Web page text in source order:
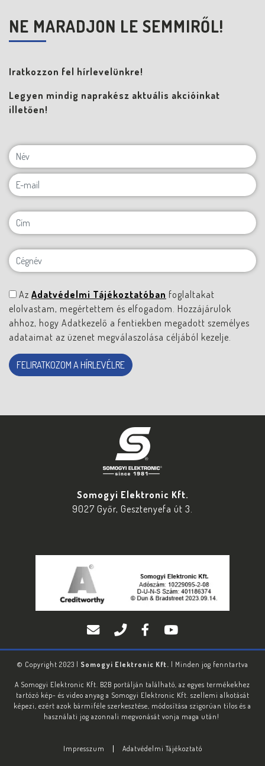
NE MARADJON LE SEMMIRŐL!
Iratkozzon fel hírlevelünkre!
Legyen mindig naprakész aktuális akcióinkat
illetően!
Az Adatvédelmi Tájékoztatóban foglaltakat
elolvastam, megértettem és elfogadom. Hozzájárulok
ahhoz, hogy Adatkezelő a fentiekben megadott személyes
adataimat az üzenet megválaszolása céljából kezelje.
FELIRATKOZOM A HÍRLEVÉLRE
Somogyi Elektronic Kft.
9027 Győr, Gesztenyefa út 3.
© Copyright 2023 | Somogyi Elektronic Kft. | Minden jog fenntartva
A Somogyi Elektronic Kft. B2B portálján található, az egyes termékekhez
tartózó kép- és video anyag a Somogyi Elektronic Kft. szellemi alkotását
képezi, ezért azok bármiféle szerkesztése, módosítása szigorúan tilos és a
használati jog azonnali megvonását vonja maga után!
Impresszum Adatvédelmi Tájékoztató